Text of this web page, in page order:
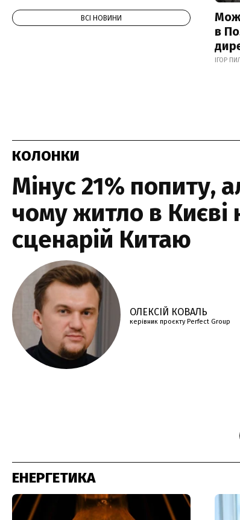
ВСІ НОВИНИ
в
ІГОР
КОЛОНКИ
Мінус 21% попиту,
чому житло в Києві
сценарій Китаю
ОЛЕКСІЙ КОВАЛЬ
керівник проєкту Perfеct Group
ЕНЕРГЕТИКА